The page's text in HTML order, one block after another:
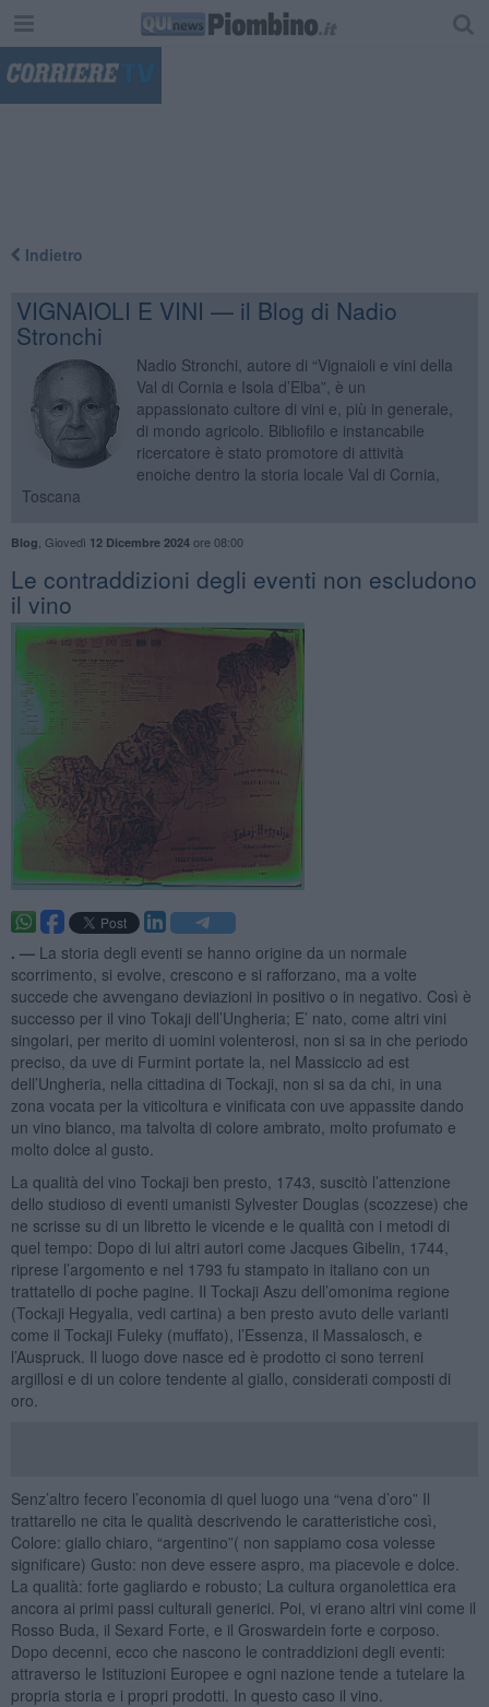
Indietro
VIGNAIOLI E VINI — il Blog di Nadio
Stronchi
Nadio Stronchi, autore di “Vignaioli e vini della
Val di Cornia e Isola d’Elba”, è un
appassionato cultore di vini e, più in generale,
di mondo agricolo. Bibliofilo e instancabile
ricercatore è stato promotore di attività
enoiche dentro la storia locale Val di Cornia,
Toscana
Blog Giovedì 12 Dicembre 2024ore 08:00
Le contraddizioni degli eventi non escludono
il vino
. — La storia degli eventi se hanno origine da un normale
scorrimento, si evolve, crescono e si rafforzano, ma a volte
succede che avvengano deviazioni in positivo o in negativo. Così è
successo per il vino Tokaji dell’Ungheria; E’ nato, come altri vini
singolari, per merito di uomini volenterosi, non si sa in che periodo
preciso, da uve di Furmint portate la, nel Massiccio ad est
dell’Ungheria, nella cittadina di Tockaji, non si sa da chi, in una
zona vocata per la viticoltura e vinificata con uve appassite dando
un vino bianco, ma talvolta di colore ambrato, molto profumato e
molto dolce al gusto.
La qualità del vino Tockaji ben presto, 1743, suscitò l’attenzione
dello studioso di eventi umanisti Sylvester Douglas (scozzese) che
ne scrisse su di un libretto le vicende e le qualità con i metodi di
quel tempo: Dopo di lui altri autori come Jacques Gibelin, 1744,
riprese l’argomento e nel 1793 fu stampato in italiano con un
trattatello di poche pagine. Il Tockaji Aszu dell’omonima regione
(Tockaji Hegyalia, vedi cartina) a ben presto avuto delle varianti
come il Tockaji Fuleky (muffato), l’Essenza, il Massalosch, e
l’Auspruck. Il luogo dove nasce ed è prodotto ci sono terreni
argillosi e di un colore tendente al giallo, considerati composti di
oro.
Senz’altro fecero l’economia di quel luogo una “vena d’oro” Il
trattarello ne cita le qualità descrivendo le caratteristiche così,
Colore: giallo chiaro, “argentino”( non sappiamo cosa volesse
significare) Gusto: non deve essere aspro, ma piacevole e dolce.
La qualità: forte gagliardo e robusto; La cultura organolettica era
ancora ai primi passi culturali generici. Poi, vi erano altri vini come il
Rosso Buda, il Sexard Forte, e il Groswardein forte e corposo.
Dopo decenni, ecco che nascono le contraddizioni degli eventi:
attraverso le Istituzioni Europee e ogni nazione tende a tutelare la
propria storia e i propri prodotti. In questo caso il vino.